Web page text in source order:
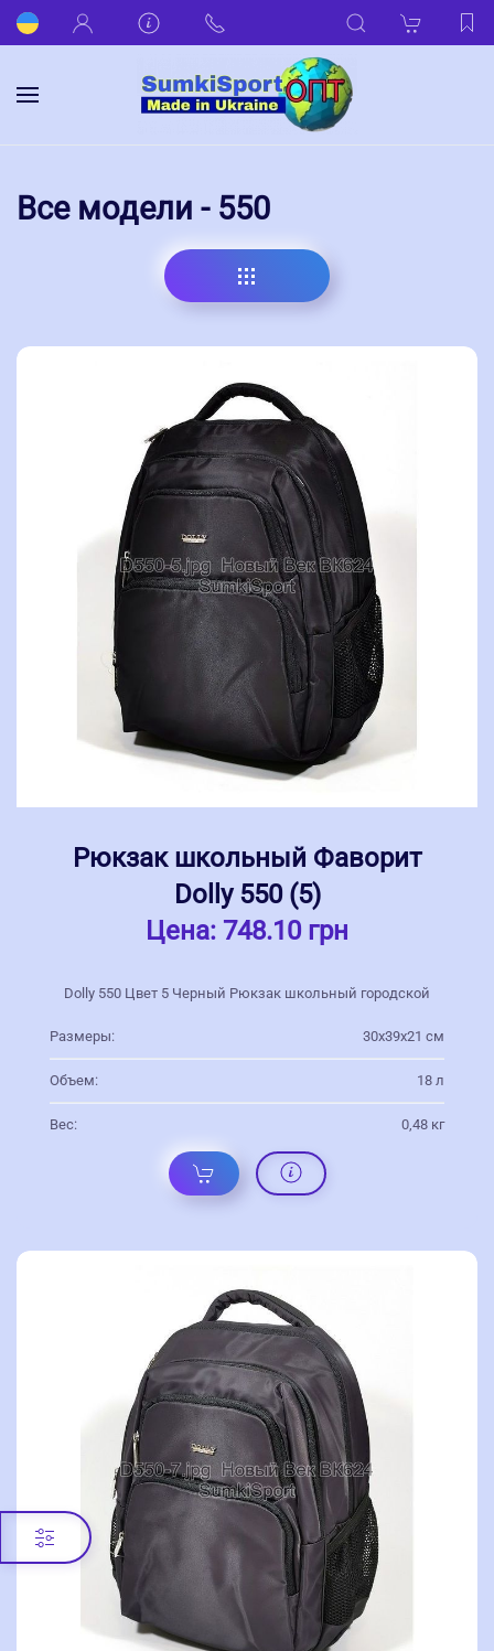
Все модели - 550
Рюкзак школьный Фаворит
Dolly 550 (5)
Цена: 748.10 грн
Dolly 550 Цвет 5 Черный Рюкзак школьный городской
Размеры: 30х39х21 см
Объем: 18 л
Вес: 0,48 кг